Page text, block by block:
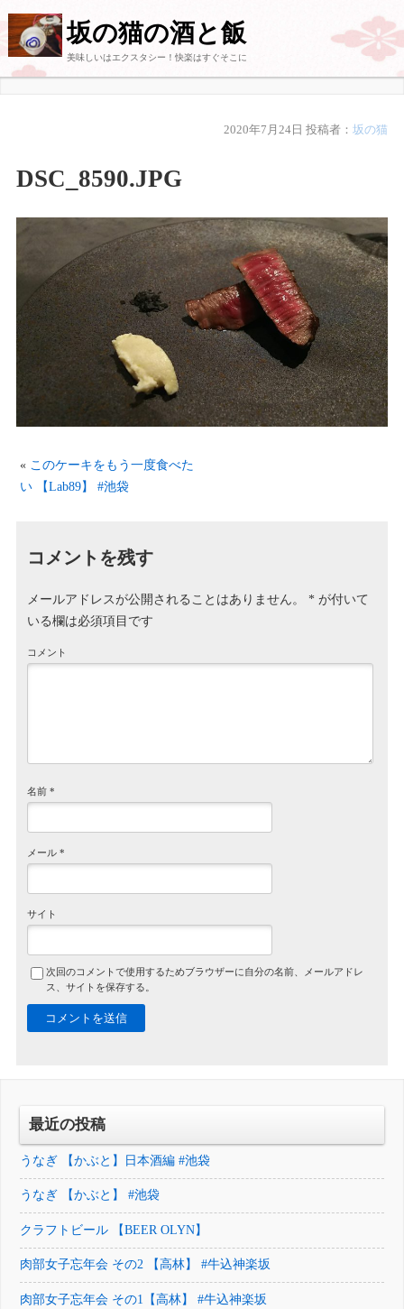
坂の猫の酒と飯
美味しいはエクスタシー！快楽はすぐそこに
2020年7月24日 投稿者：坂の猫
DSC_8590.JPG
« このケーキをもう一度食べた
い 【Lab89】 #池袋
コメントを残す
メールアドレスが公開されることはありません。 * が付いて
いる欄は必須項目です
コメント
名前*
メール*
サイト
次回のコメントで使用するためブラウザーに自分の名前、メールアドレ
ス、サイトを保存する。
最近の投稿
うなぎ 【かぶと】日本酒編 #池袋
うなぎ 【かぶと】 #池袋
クラフトビール 【BEER OLYN】
肉部女子忘年会 その2 【高林】 #牛込神楽坂
肉部女子忘年会 その1【高林】 #牛込神楽坂